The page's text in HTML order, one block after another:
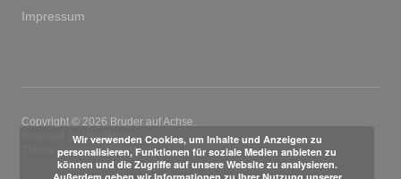
Impressum
Copyright © 2026 Bruder auf Achse
Powered byWordPress
Theme: Uku vonElmastudio
Wir verwenden Cookies, um Inhalte und Anzeigen zu
personalisieren, Funktionen für soziale Medien anbieten zu
können und die Zugriffe auf unsere Website zu analysieren.